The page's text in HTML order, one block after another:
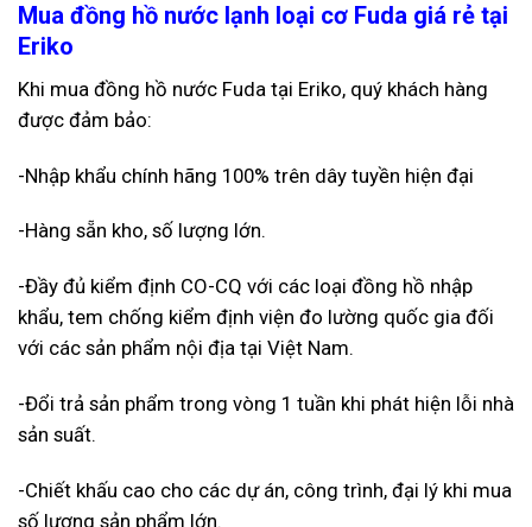
Mua đồng hồ nước lạnh loại cơ Fuda giá rẻ tại
Eriko
Khi mua đồng hồ nước Fuda tại Eriko, quý khách hàng
được đảm bảo:
-Nhập khẩu chính hãng 100% trên dây tuyền hiện đại
-Hàng sẵn kho, số lượng lớn.
-Đầy đủ kiểm định CO-CQ với các loại đồng hồ nhập
khẩu, tem chống kiểm định viện đo lường quốc gia đối
với các sản phẩm nội địa tại Việt Nam.
-Đổi trả sản phẩm trong vòng 1 tuần khi phát hiện lỗi nhà
sản suất.
-Chiết khấu cao cho các dự án, công trình, đại lý khi mua
số lượng sản phẩm lớn.